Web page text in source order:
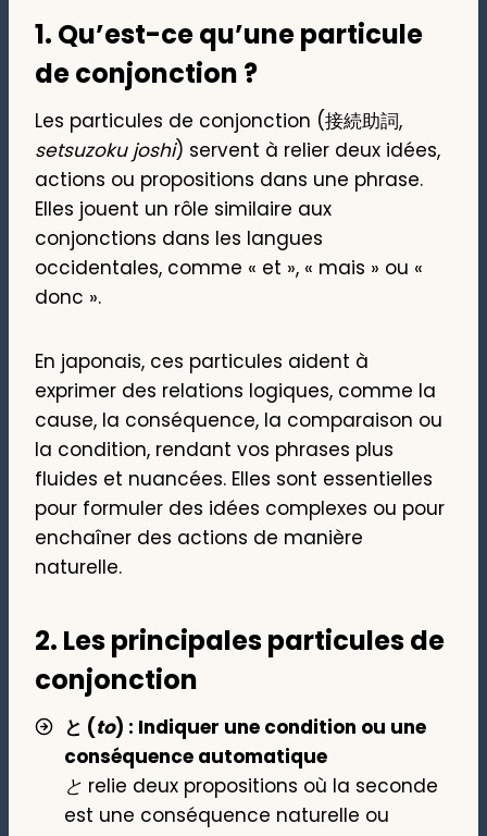
1. Qu’est-ce qu’une particule
de conjonction ?
Les particules de conjonction (接続助詞,
setsuzoku joshi) servent à relier deux idées,
actions ou propositions dans une phrase.
Elles jouent un rôle similaire aux
conjonctions dans les langues
occidentales, comme « et », « mais » ou «
donc ».
En japonais, ces particules aident à
exprimer des relations logiques, comme la
cause, la conséquence, la comparaison ou
la condition, rendant vos phrases plus
fluides et nuancées. Elles sont essentielles
pour formuler des idées complexes ou pour
enchaîner des actions de manière
naturelle.
2. Les principales particules de
conjonction
と (to) : Indiquer une condition ou une
conséquence automatique
と relie deux propositions où la seconde
est une conséquence naturelle ou